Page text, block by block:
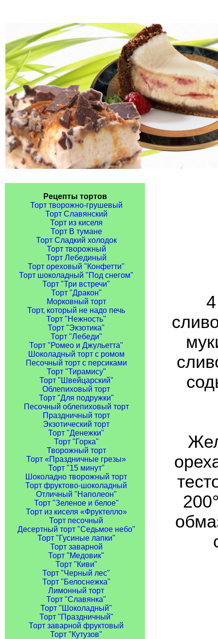
Рецепты тортов
Торт творожно-грушевый
Торт Славянский
Торт из киселя
Торт В тумане
Торт Сладкий холодок
Торт творожный
Торт Лебединый
Торт ореховый "Конфетти"
Торт шоколадный "Под снегом"
Торт "Три встречи"
Торт "Дракон"
Морковный торт
Торт, который не надо печь
Торт "Нежность"
Торт "Экзотика"
Торт "Лебеди"
Торт "Ромео и Джульетта"
Шоколадный торт с ромом
Песочный торт с персиками
Торт "Тирамису"
Торт "Швейцарский"
Облепиховый торт
Торт "Для подружки"
Песочный облепиховый торт
Праздничный торт
Экзотический торт
Торт "Денежки"
Торт "Горка"
Творожный торт
Торт «Праздничные грезы»
Торт "15 минут"
Шоколадно творожный торт
Торт фруктово-шоколадный
Отличный "Наполеон"
Торт "Зеленое и белое"
Торт из киселя «Фруктелло»
Торт песочный
Десертный торт "Седьмое небо"
Торт "Гусиные лапки"
Торт заварной
Торт "Медовик"
Торт "Киви"
Торт "Черный лес"
Торт "Белоснежка"
Лимонный торт
Торт "Славянка"
Торт "Шоколадный"
Торт "Праздничный"
Торт заварной фруктовый
Торт "Кутузов"